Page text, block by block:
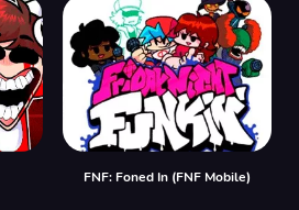
FNF: Foned In (FNF Mobile)